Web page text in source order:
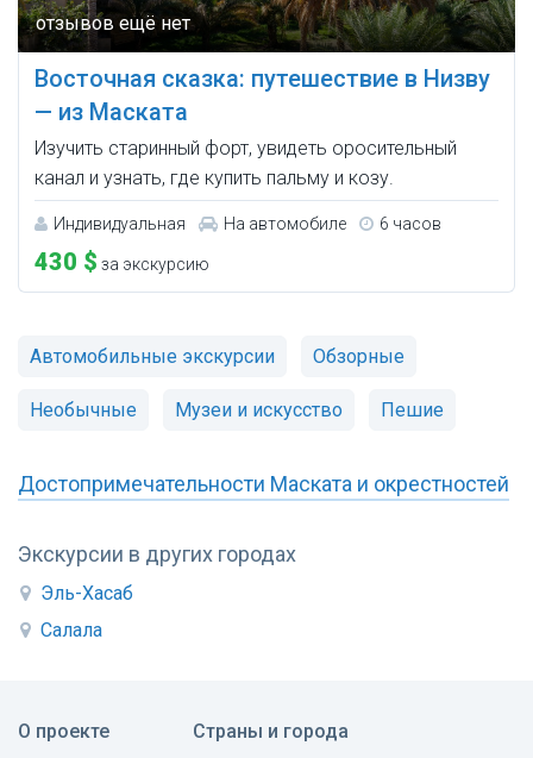
Экскурсии в других городах
Эль-Хасаб
Салала
Восточная сказка: путешествие в Низву
— из Маската
Изучить старинный форт, увидеть оросительный
канал и узнать, где купить пальму и козу.
Индивидуальная На автомобиле 6 часов
430 $ за экскурсию
Автомобильные экскурсии Обзорные
Необычные Музеи и искусство Пешие
Достопримечательности Маската и окрестностей
О проекте Страны и города